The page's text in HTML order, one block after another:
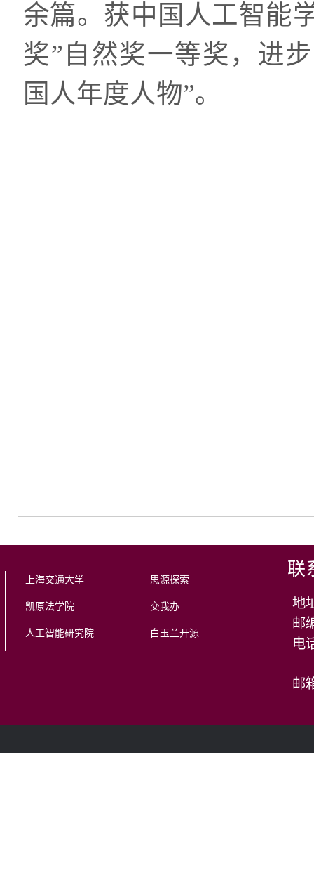
余篇。获中国人工智能
奖”自然奖一等奖，进
国人年度人物”。
上海交通大学
凯原法学院
人工智能研究院
思源探索
交我办
白玉兰开源
联
地
邮
邮